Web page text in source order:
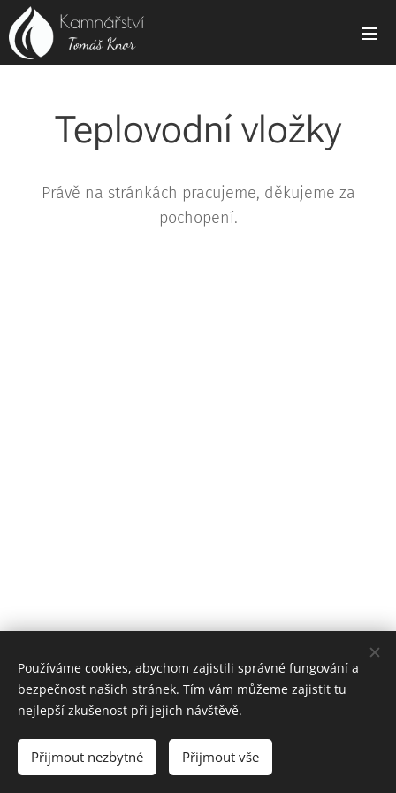
Teplovodní vložky
Právě na stránkách pracujeme, děkujeme za
pochopení.
Labem, Tel.: (+420) 775 079 179, knor@kamnarstviknor.cz
Používáme cookies, abychom zajistili správné fungování a
bezpečnost našich stránek. Tím vám můžeme zajistit tu
nejlepší zkušenost při jejich návštěvě.
Přijmout nezbytné Přijmout vše